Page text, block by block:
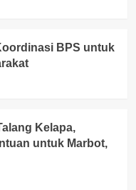
BPS untuk
Kelapa,
untuk Marbot,